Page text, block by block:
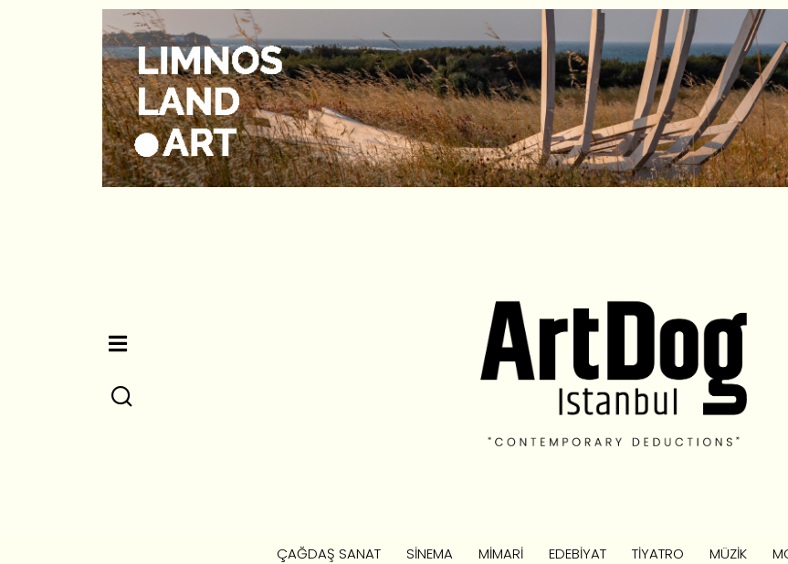
ÇAĞDAŞ SANAT SINEMA MIMARI EDEBIYAT TIYATRO MÜZIK